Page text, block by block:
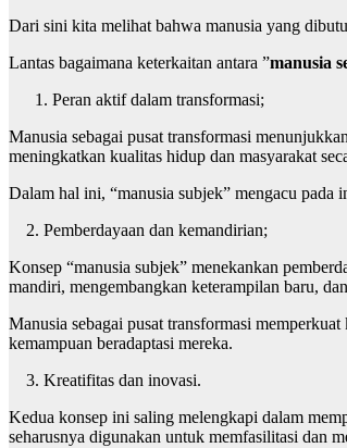
Dari sini kita melihat bahwa manusia yang
Lantas bagaimana keterkaitan antara ”manusia
Peran aktif dalam transformasi;
Manusia sebagai pusat transformasi
meningkatkan kualitas hidup dan masyarakat
Dalam hal ini, “manusia subjek” mengacu pada
2. Pemberdayaan dan kemandirian;
Konsep “manusia subjek” menekankan
mandiri, mengembangkan keterampilan baru,
Manusia sebagai pusat transformasi
kemampuan beradaptasi mereka.
3. Kreatifitas dan inovasi.
Kedua konsep ini saling melengkapi dalam
seharusnya digunakan untuk memfasilitasi dan